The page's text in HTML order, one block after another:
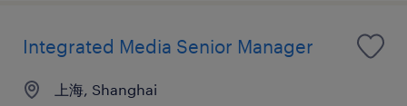
Integrated Media Senior Manager
上海, Shanghai